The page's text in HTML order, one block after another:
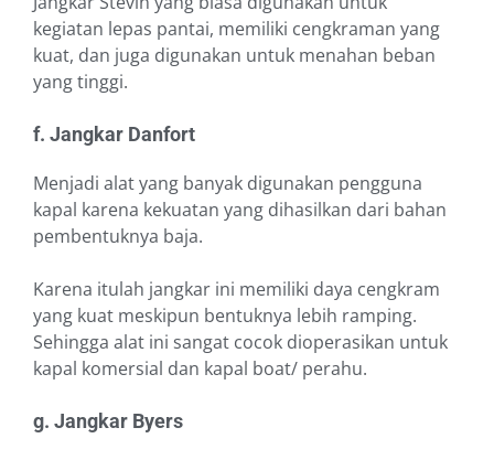
kegiatan lepas pantai, memiliki cengkraman yang
kuat, dan juga digunakan untuk menahan beban
yang tinggi.
f. Jangkar Danfort
Menjadi alat yang banyak digunakan pengguna
kapal karena kekuatan yang dihasilkan dari bahan
pembentuknya baja.
Karena itulah jangkar ini memiliki daya cengkram
yang kuat meskipun bentuknya lebih ramping.
Sehingga alat ini sangat cocok dioperasikan untuk
kapal komersial dan kapal boat/ perahu.
g. Jangkar Byers